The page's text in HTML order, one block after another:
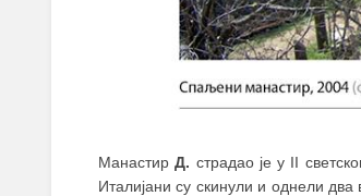
МанастирД. страдао је у II
Италијани су скинули и однели